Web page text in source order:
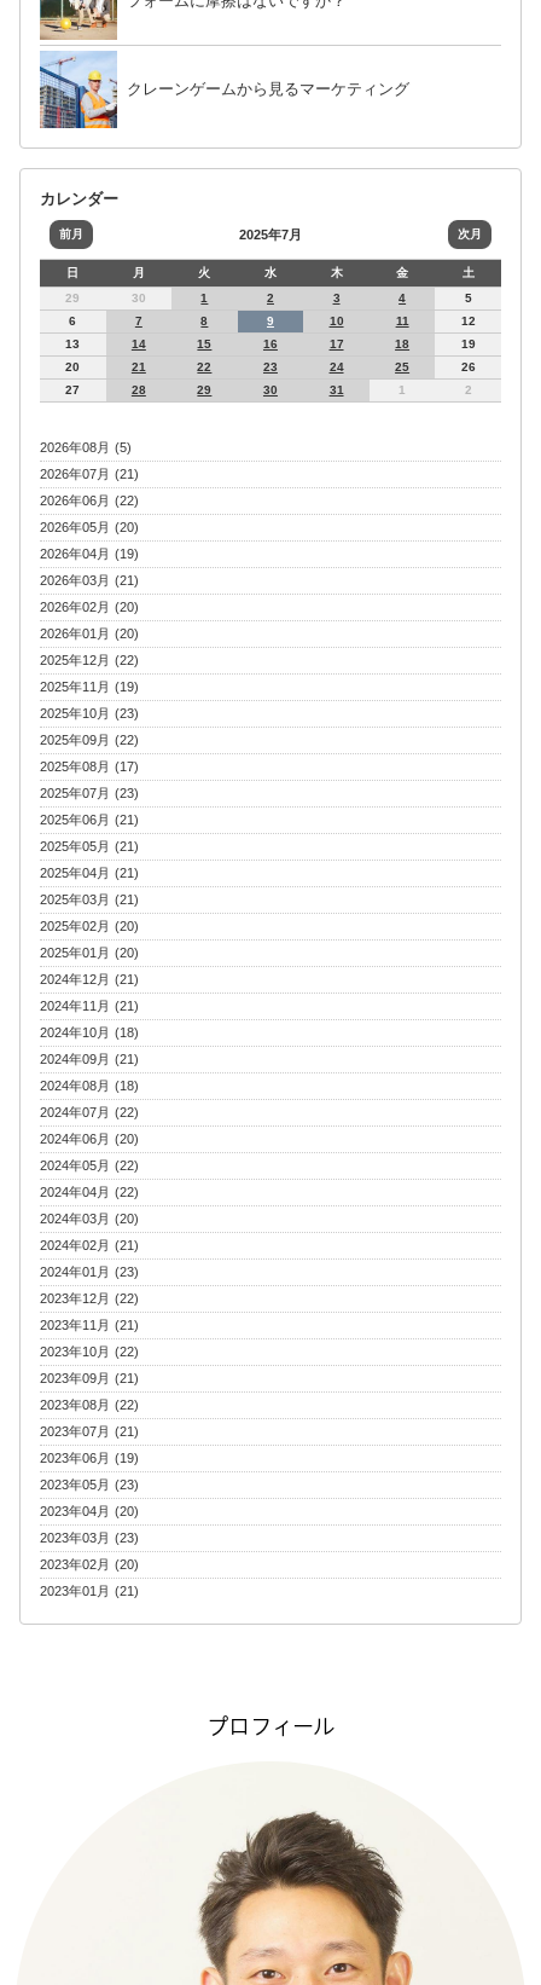
クレーンゲームから見るマーケティング
カレンダー
前月 2025年7月 次月
日 月 火 水 木 金
土
29
30 1 2 3 4
5
6
7 8 9 10 11
12
13
14 15 16 17 18
19
20
21 22 23 24 25
26
27
28 29 30 31 1 2
2026年08月 (5)
2026年07月 (21)
2026年06月 (22)
2026年05月 (20)
2026年04月 (19)
2026年03月 (21)
2026年02月 (20)
2026年01月 (20)
2025年12月 (22)
2025年11月 (19)
2025年10月 (23)
2025年09月 (22)
2025年08月 (17)
2025年07月 (23)
2025年06月 (21)
2025年05月 (21)
2025年04月 (21)
2025年03月 (21)
2025年02月 (20)
2025年01月 (20)
2024年12月 (21)
2024年11月 (21)
2024年10月 (18)
2024年09月 (21)
2024年08月 (18)
2024年07月 (22)
2024年06月 (20)
2024年05月 (22)
2024年04月 (22)
2024年03月 (20)
2024年02月 (21)
2024年01月 (23)
2023年12月 (22)
2023年11月 (21)
2023年10月 (22)
2023年09月 (21)
2023年08月 (22)
2023年07月 (21)
2023年06月 (19)
2023年05月 (23)
2023年04月 (20)
2023年03月 (23)
2023年02月 (20)
2023年01月 (21)
プロフィール